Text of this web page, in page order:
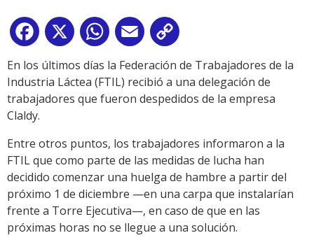
Facebook
X WhatsApp
Email
Link
En los últimos días la Federación de Trabajadores de la
Industria Láctea (FTIL) recibió a una delegación de
trabajadores que fueron despedidos de la empresa
Claldy.
Entre otros puntos, los trabajadores informaron a la
FTIL que como parte de las medidas de lucha han
decidido comenzar una huelga de hambre a partir del
próximo 1 de diciembre —en una carpa que instalarían
frente a Torre Ejecutiva—, en caso de que en las
próximas horas no se llegue a una solución.